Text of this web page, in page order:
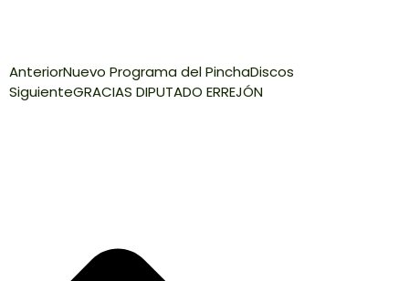
AnteriorNuevo Programa del PinchaDiscos
SiguienteGRACIAS DIPUTADO ERREJÓN